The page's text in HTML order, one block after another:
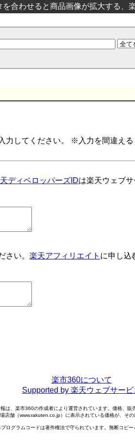
を合わせると商品画像が拡大する、
してください。 ※入力を間違え
ディベロッパーズIDは楽天ウェブ
さい。楽天アフィリエイト に申し込
楽市360について
Supported by 楽天ウェブサービ
は、楽市360の作成者により運営されています。価格、販
店舗（www.rakuten.co.jp）に表示されている価格が、その
ログラムコードは著作権法で守られています。無断コピ